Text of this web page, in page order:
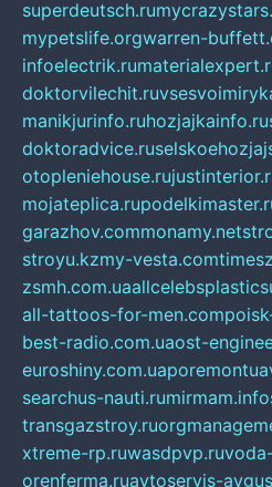
superdeutsch.ru
mypetslife.orgwarren-
infoelectrik.ru
doktorvilechit.ru
manikjurinfo.ruhozjajkainfo.ru
doktoradvice.ru
otopleniehouse.ru
mojateplica.ru
garazhov.commonamy.net
stroyu.kzmy-vesta.com
zsmh.com.ua
all-tattoos-for-men.com
best-radio.com.uaost-
euroshiny.com.ua
searchus-nauti.rumirmam.info
transgazstroy.ru
xtreme-rp.ruwasdpvp.ru
orenferma.ruavtoservis-